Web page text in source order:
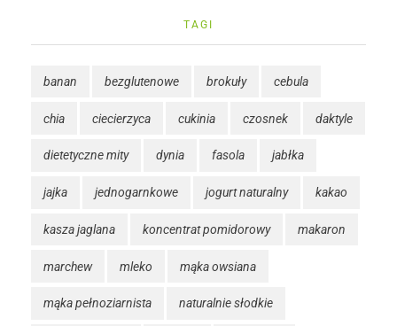
TAGI
banan bezglutenowe brokuły cebula
chia ciecierzyca cukinia czosnek daktyle
dietetyczne mity dynia fasola jabłka
jajka jednogarnkowe jogurt naturalny kakao
kasza jaglana koncentrat pomidorowy makaron
marchew mleko mąka owsiana
mąka pełnoziarnista naturalnie słodkie